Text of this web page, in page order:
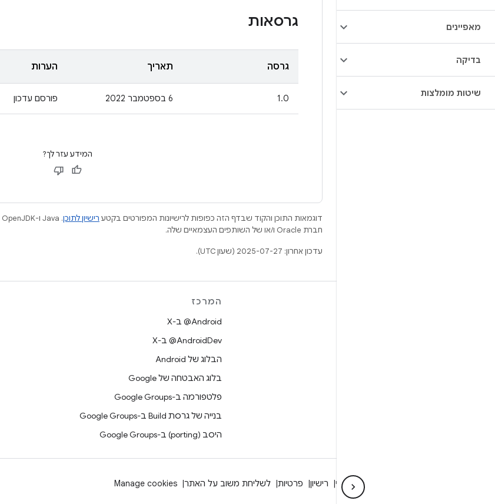
מאפיינים
בדיקה
שיטות מומלצות
גרסאות
גרסה תאריך הערות
1.0 6 בספטמבר 2022 פורסם עדכון
המידע עזר לך?
דוגמאות התוכן והקוד שבדף הזה כפופות לרישיונות המפורטים בקטע רישיון לתוכן
חברת Oracle ו/או של השותפים העצמאיים שלה.
עדכון אחרון: 2025-07-27 (שעון UTC).
המרכז
‫‎@Android ב-X
‫‎@AndroidDev ב-X
הבלוג של Android
בלוג האבטחה של Google
פלטפורמה ב-Google Groups
בנייה של גרסת Build ב-Google Groups
היסב (porting) ב-Google Groups
מידע משפטי רישיון פרטיות לשליחת משוב על האתר Manage cookies